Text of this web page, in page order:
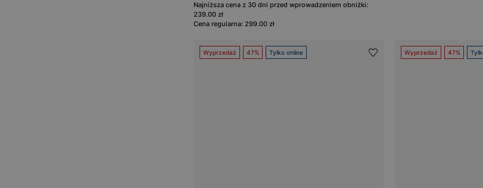
Najniższa cena z 30 dni przed wprowadzeniem obniżki:
239.00 zł
Cena regularna: 299.00 zł
Wyprzedaż 47% Tylko online Wyprzedaż 47%